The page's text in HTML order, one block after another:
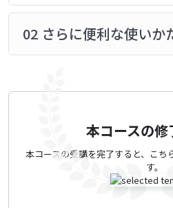
02 さらに便利な使いか
本コースの修
本コースの受講を完了すると、こち
す。